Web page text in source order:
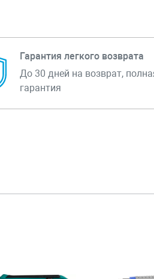
Гарантия легкого возврата
До 30 дней на возврат,
гарантия